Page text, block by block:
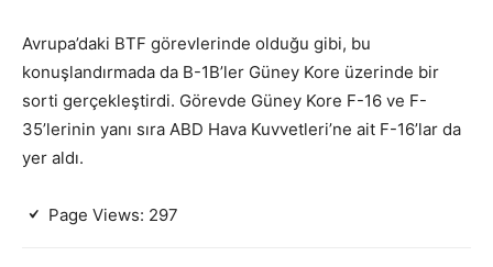
Avrupa’daki BTF görevlerinde olduğu gibi, bu
konuşlandırmada da B-1B’ler Güney Kore üzerinde bir
sorti gerçekleştirdi. Görevde Güney Kore F-16 ve F-
35’lerinin yanı sıra ABD Hava Kuvvetleri’ne ait F-16’lar da
yer aldı.
Page Views: 297